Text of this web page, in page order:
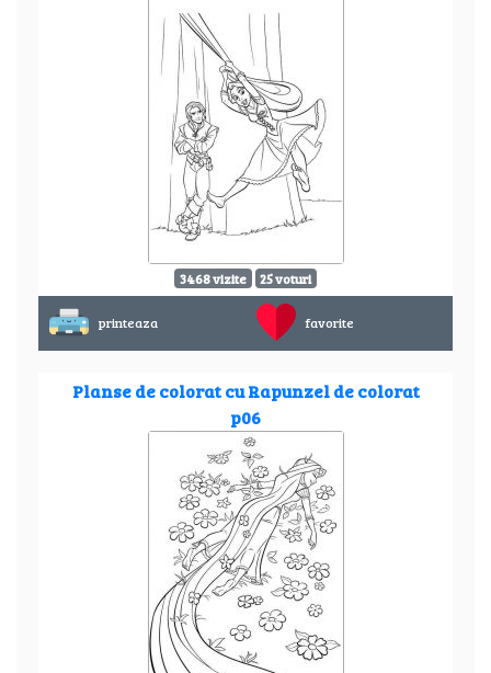
3468 vizite 25 voturi
printeaza favorite
Planse de colorat cu Rapunzel de colorat
p06